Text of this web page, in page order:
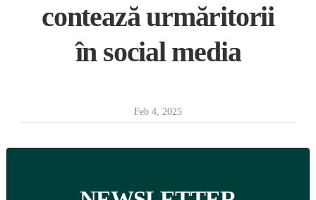
contează urmăritorii
în social media
Feb 4, 2025